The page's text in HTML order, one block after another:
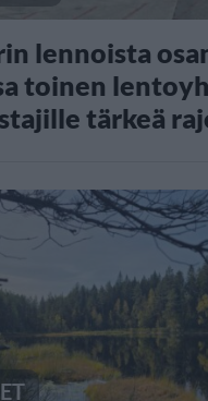
lennoista
toinen
tärkeä